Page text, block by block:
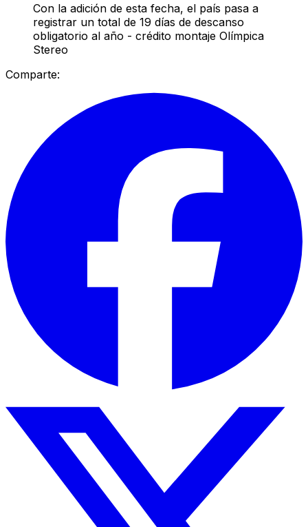
Con la adición de esta fecha, el país pasa a
registrar un total de 19 días de descanso
obligatorio al año - crédito montaje Olímpica
Stereo
Comparte: